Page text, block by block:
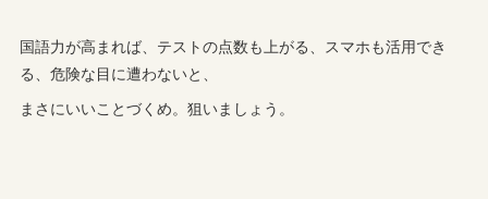
国語力が高まれば、テストの点数も上がる、スマホも活用でき
る、危険な目に遭わないと、
まさにいいことづくめ。狙いましょう。